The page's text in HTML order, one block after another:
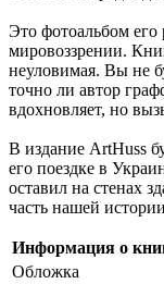
Это фотоальбом его
мировоззрении.
неуловимая. Вы не
точно ли автор
вдохновляет, но
В издание ArtHuss
его поездке в
оставил на стенах
часть нашей
Информация о
Обложка